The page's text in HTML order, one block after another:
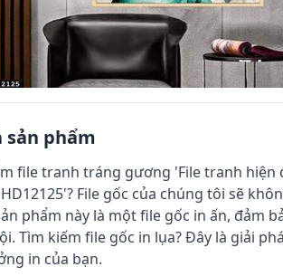
sản phẩm
file tranh tráng gương 'File tranh hiện
File gốc của chúng tôi sẽ
phẩm này là một file gốc in ấn, đảm
Tìm kiếm file gốc in lụa? Đây là giải
in của bạn.